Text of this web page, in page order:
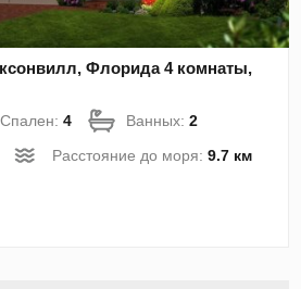
Флорида 4 комнаты,
Спален:4 Ванных:2
Расстояние до моря:9.7 км